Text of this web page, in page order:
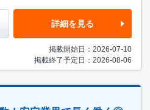
詳細を見る
掲載開始日：2026-07-10
掲載終了予定日：2026-08-06